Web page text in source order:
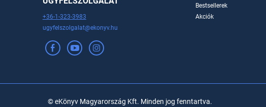
+36-1-323-3983
ugyfelszolgalat@ekonyv.hu
Bestsellerek
Akciók
© eKönyv Magyarország Kft. Minden jog fenntartva.